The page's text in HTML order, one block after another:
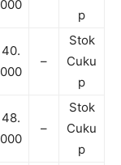
000
p
40.
000
–
Stok
Cuku
p
48.
000
–
Stok
Cuku
p